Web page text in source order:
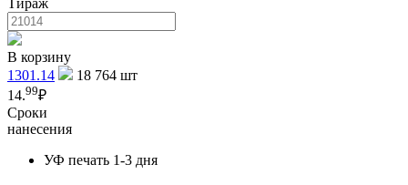
В корзину
1301.14
18 764 шт
14.99₽
Сроки
нанесения
УФ печать 1-3 дня